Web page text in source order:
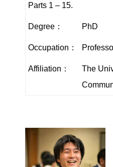
Parts 1 – 15.
Degree： PhD
Occupation：
Affiliation：
The